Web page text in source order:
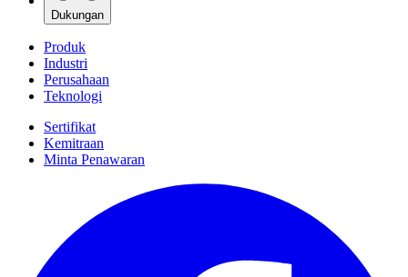
Dukungan
Produk
Industri
Perusahaan
Teknologi
Sertifikat
Kemitraan
Minta Penawaran